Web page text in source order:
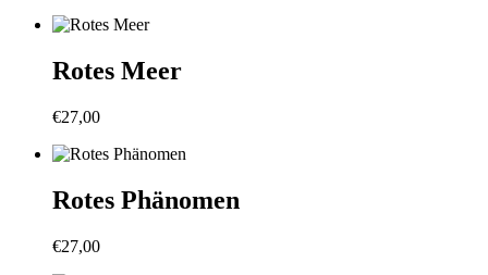
Rotes Meer
€27,00
Rotes Phänomen
€27,00